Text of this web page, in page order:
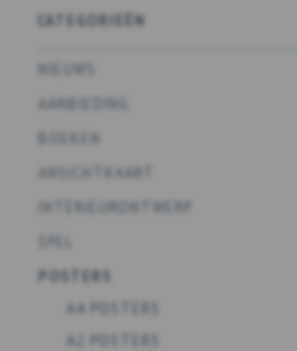
CATEGORIEËN
NIEUWS
AANBIEDING
ANSICHTKAART
INTERIEURONTWERP
POSTERS
A4 POSTERS
A2 POSTERS